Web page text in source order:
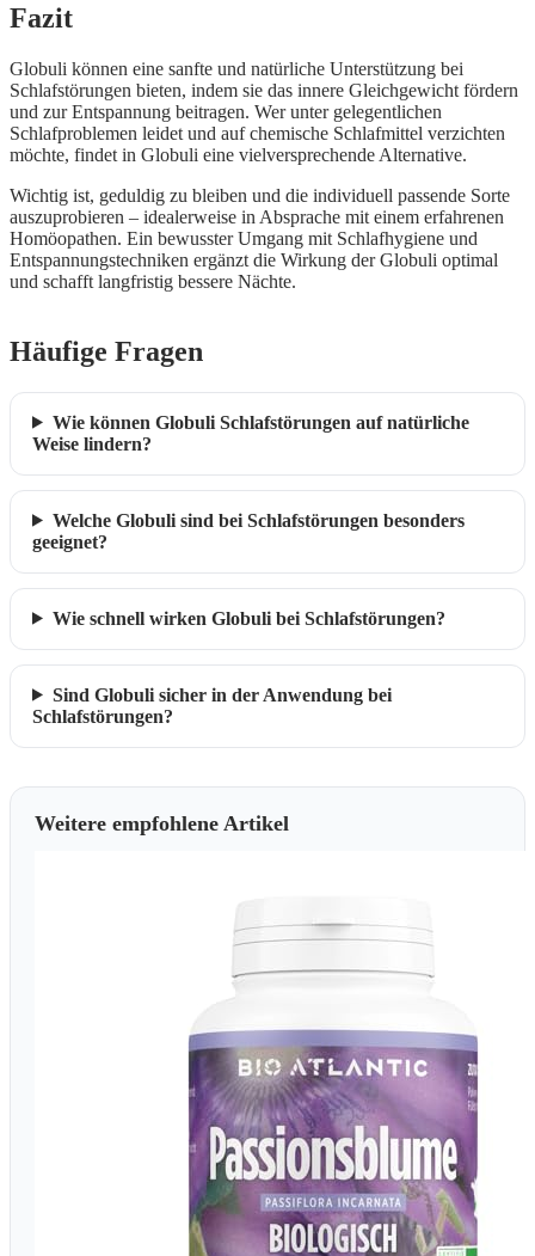
Fazit
Globuli können eine sanfte und natürliche Unterstützung bei
Schlafstörungen bieten, indem sie das innere Gleichgewicht fördern
und zur Entspannung beitragen. Wer unter gelegentlichen
Schlafproblemen leidet und auf chemische Schlafmittel verzichten
möchte, findet in Globuli eine vielversprechende Alternative.
Wichtig ist, geduldig zu bleiben und die individuell passende Sorte
auszuprobieren – idealerweise in Absprache mit einem erfahrenen
Homöopathen. Ein bewusster Umgang mit Schlafhygiene und
Entspannungstechniken ergänzt die Wirkung der Globuli optimal
und schafft langfristig bessere Nächte.
Häufige Fragen
Wie können Globuli Schlafstörungen auf natürliche
Weise lindern?
Welche Globuli sind bei Schlafstörungen besonders
geeignet?
Wie schnell wirken Globuli bei Schlafstörungen?
Sind Globuli sicher in der Anwendung bei
Schlafstörungen?
Weitere empfohlene Artikel